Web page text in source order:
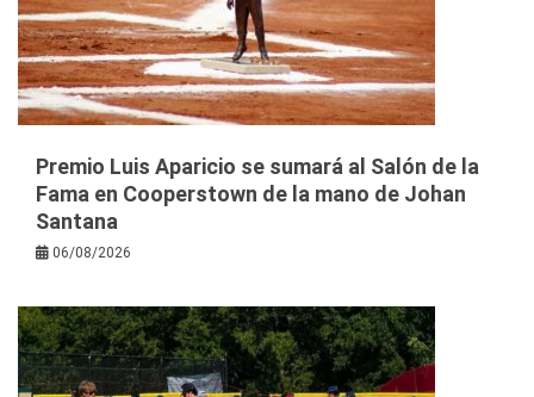
Premio Luis Aparicio se sumará al Salón de la
Fama en Cooperstown de la mano de Johan
Santana
06/08/2026